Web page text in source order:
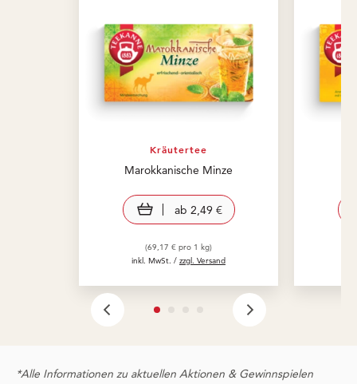
Kräutertee
Marokkanische Minze
view product
ab 2,49 €
(69,17 € pro 1 kg)
inkl. MwSt. / zzgl. Versand
*Alle Informationen zu aktuellen Aktionen & Gewinnspielen